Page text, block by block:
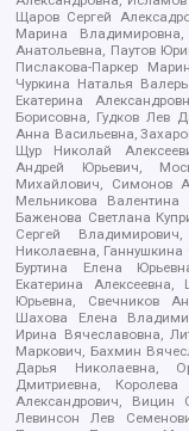
Щаров Сергей
Марина
Анатольевна, Паутов
Пислакова-Паркер
Чуркина Наталья
Екатерина
Борисовна, Гудков Лев
Анна Васильевна,
Щур Николай
Андрей Юрьевич,
Михайлович, Симонов
Мельникова
Баженова Светлана
Сергей
Николаевна,
Буртина Елена
Екатерина
Юрьевна, Свечников
Шахова Елена
Ирина Вячеславовна,
Маркович, Бахмин
Дарья Николаевна,
Дмитриевна,
Александрович, Вицин
Левинсон Лев